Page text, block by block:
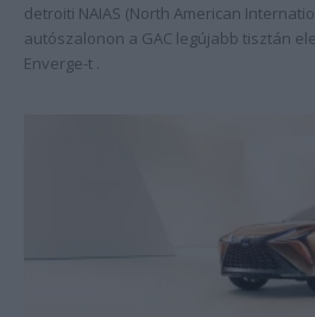
detroiti NAIAS (North American
autószalonon a GAC legújabb tisztán
Enverge-t .